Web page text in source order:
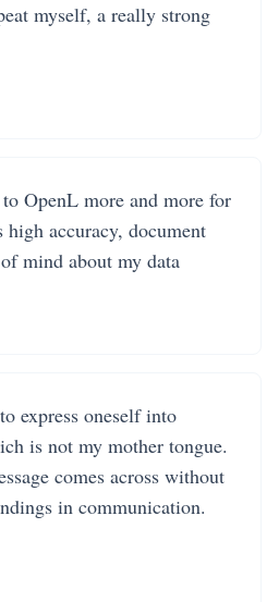
myself, a really strong
OpenL more and more for
high accuracy, document
mind about my data.
express oneself into
is not my mother tongue.
comes across without
in communication.